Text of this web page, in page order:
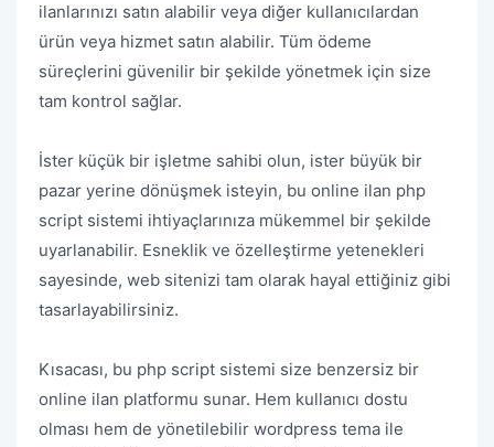
ilanlarınızı satın alabilir veya diğer kullanıcılardan
ürün veya hizmet satın alabilir. Tüm ödeme
süreçlerini güvenilir bir şekilde yönetmek için size
tam kontrol sağlar.
İster küçük bir işletme sahibi olun, ister büyük bir
pazar yerine dönüşmek isteyin, bu online ilan php
script sistemi ihtiyaçlarınıza mükemmel bir şekilde
uyarlanabilir. Esneklik ve özelleştirme yetenekleri
sayesinde, web sitenizi tam olarak hayal ettiğiniz gibi
tasarlayabilirsiniz.
Kısacası, bu php script sistemi size benzersiz bir
online ilan platformu sunar. Hem kullanıcı dostu
olması hem de yönetilebilir wordpress tema ile